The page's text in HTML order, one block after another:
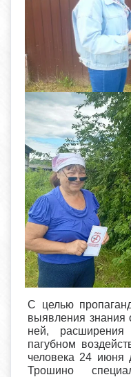
С целью
выявления знания
ней,
пагубном
человека 24 июня
Трошино